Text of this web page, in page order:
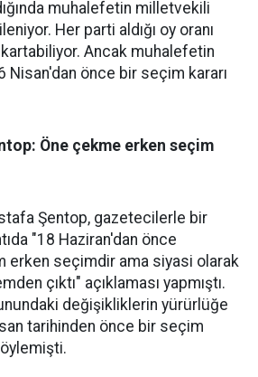
muhalefetin milletvekili
Her parti aldığı oy oranı
Ancak muhalefetin
önce bir seçim kararı
Öne çekme erken seçim
Şentop, gazetecilerle bir
"18 Haziran'dan önce
erken seçimdir ama siyasi olarak
çıktı" açıklaması yapmıştı.
değişikliklerin yürürlüğe
tarihinden önce bir seçim